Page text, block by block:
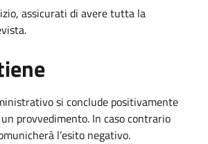
assicurati di avere tutta la
si conclude positivamente
un provvedimento. In caso contrario
l’esito negativo.